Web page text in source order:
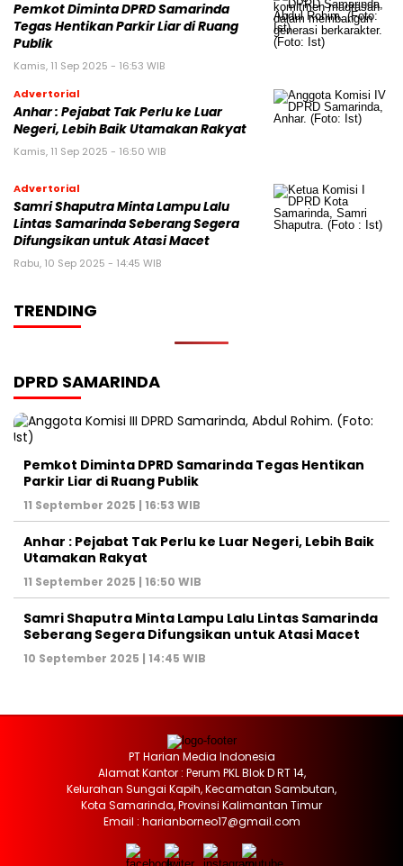
Pemkot Diminta DPRD Samarinda
Tegas Hentikan Parkir Liar di Ruang
Publik
Kamis, 11 Sep 2025 - 16:53 WIB
Advertorial
Anhar : Pejabat Tak Perlu ke Luar
Negeri, Lebih Baik Utamakan Rakyat
Kamis, 11 Sep 2025 - 16:50 WIB
Advertorial
Samri Shaputra Minta Lampu Lalu
Lintas Samarinda Seberang Segera
Difungsikan untuk Atasi Macet
Rabu, 10 Sep 2025 - 14:45 WIB
TRENDING
DPRD SAMARINDA
Pemkot Diminta DPRD Samarinda Tegas Hentikan
Parkir Liar di Ruang Publik
11 September 2025 | 16:53 WIB
Anhar : Pejabat Tak Perlu ke Luar Negeri, Lebih Baik
Utamakan Rakyat
11 September 2025 | 16:50 WIB
Samri Shaputra Minta Lampu Lalu Lintas Samarinda
Seberang Segera Difungsikan untuk Atasi Macet
10 September 2025 | 14:45 WIB
PT Harian Media Indonesia
Alamat Kantor : Perum PKL Blok D RT 14,
Kelurahan Sungai Kapih, Kecamatan Sambutan,
Kota Samarinda, Provinsi Kalimantan Timur
Email : harianborneo17@gmail.com